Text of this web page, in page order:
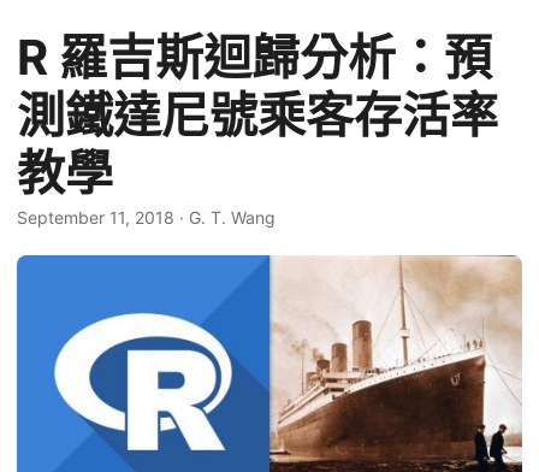
R 羅吉斯迴歸分析：預
測鐵達尼號乘客存活率
教學
September 11, 2018 · G. T. Wang